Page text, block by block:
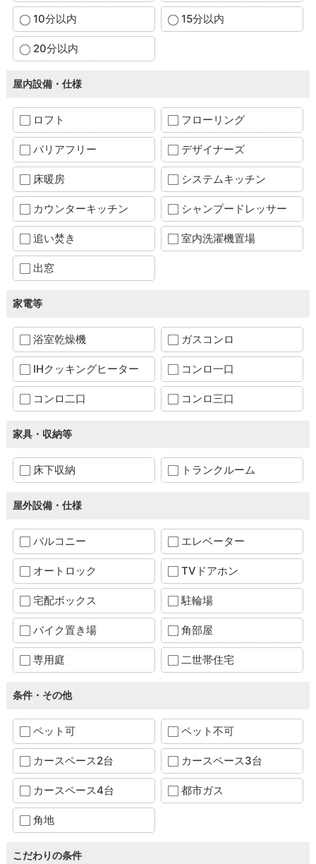
10分以内 15分以内
20分以内
屋内設備・仕様
ロフト フローリング
バリアフリー デザイナーズ
床暖房 システムキッチン
カウンターキッチン シャンプードレッサー
追い焚き 室内洗濯機置場
出窓
家電等
浴室乾燥機 ガスコンロ
IHクッキングヒーター コンロ一口
コンロ二口 コンロ三口
家具・収納等
床下収納 トランクルーム
屋外設備・仕様
バルコニー エレベーター
オートロック TVドアホン
宅配ボックス 駐輪場
バイク置き場 角部屋
専用庭 二世帯住宅
条件・その他
ペット可 ペット不可
カースペース2台 カースペース3台
カースペース4台 都市ガス
角地
こだわりの条件